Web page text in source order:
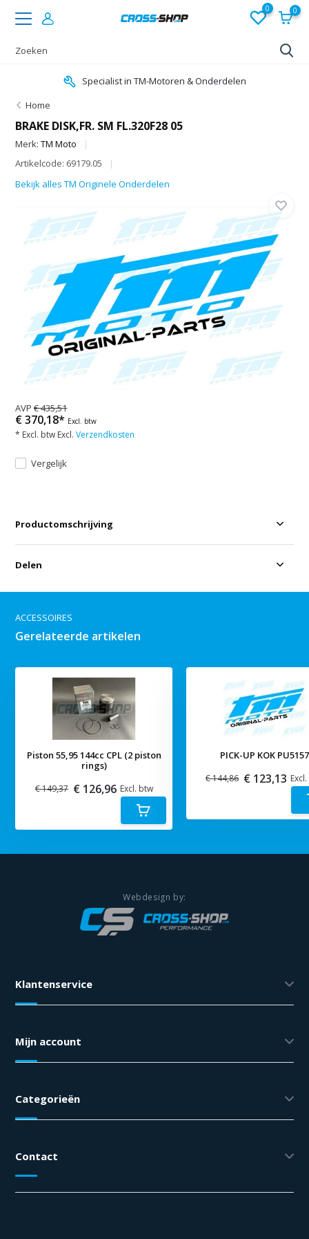
0 0
Specialist in TM-Motoren & Onderdelen
Home
BRAKE DISK,FR. SM FL.320F28 05
Merk:TM Moto
Artikelcode: 69179.05
Bekijk alles TM Originele Onderdelen
AVP€ 435,51
€ 370,18* Excl. btw
* Excl. btw Excl.Verzendkosten
Vergelijk
Productomschrijving
Delen
ACCESSOIRES
Gerelateerde artikelen
Piston 55,95 144cc CPL (2 piston
rings)
€ 149,37 € 126,96 Excl. btw
PICK-UP KOK PU5157
€ 144,86 € 123,13
Klantenservice
Mijn account
Categorieën
Contact